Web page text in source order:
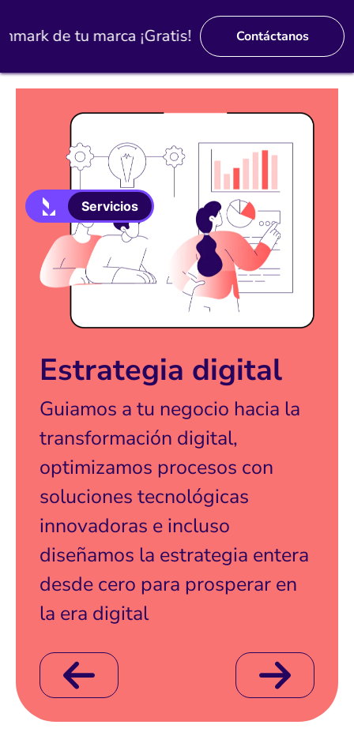
de tu marca ¡Gratis! Contáctanos
Servicios
Estrategia digital
Guiamos a tu negocio hacia la
transformación digital,
optimizamos procesos con
soluciones tecnológicas
innovadoras e incluso
diseñamos la estrategia entera
desde cero para prosperar en
la era digital